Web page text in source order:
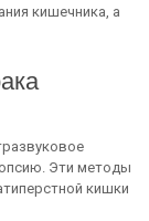
кишечника, а
Эти методы
кишки